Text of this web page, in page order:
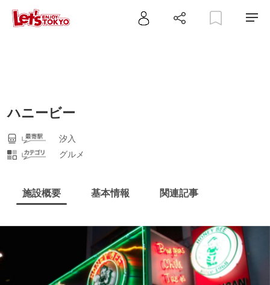
ハニービー
汐入
グルメ
施設概要 基本情報 関連記事